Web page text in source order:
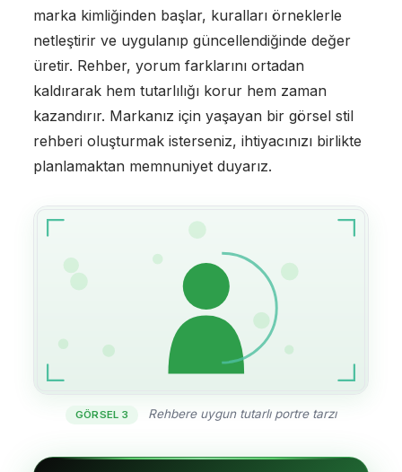
marka kimliğinden başlar, kuralları örneklerle
netleştirir ve uygulanıp güncellendiğinde değer
üretir. Rehber, yorum farklarını ortadan
kaldırarak hem tutarlılığı korur hem zaman
kazandırır. Markanız için yaşayan bir görsel stil
rehberi oluşturmak isterseniz, ihtiyacınızı birlikte
planlamaktan memnuniyet duyarız.
GÖRSEL 3 Rehbere uygun tutarlı portre tarzı